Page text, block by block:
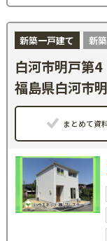
新築一戸建て 新築
白河市明戸
福島県白河市
まとめて資